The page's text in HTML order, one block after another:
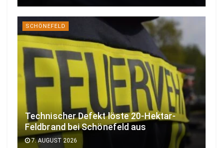
SCHÖNEFELD
Technischer Defekt löste 20-Hektar-
Feldbrand bei Schönefeld aus
7. AUGUST 2026